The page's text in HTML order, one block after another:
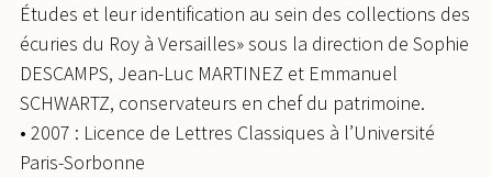
Études et leur identification au sein des collections des
écuries du Roy à Versailles» sous la direction de Sophie
DESCAMPS, Jean-Luc MARTINEZ et Emmanuel
SCHWARTZ, conservateurs en chef du patrimoine.
• 2007 : Licence de Lettres Classiques à l’Université
Paris-Sorbonne